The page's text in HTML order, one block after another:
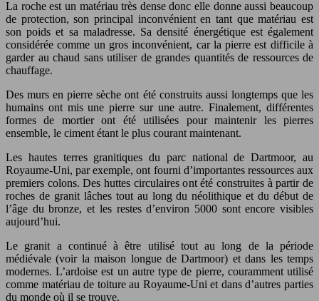
La roche est un matériau très dense donc elle donne aussi beaucoup
de protection, son principal inconvénient en tant que matériau est
son poids et sa maladresse. Sa densité énergétique est également
considérée comme un gros inconvénient, car la pierre est difficile à
garder au chaud sans utiliser de grandes quantités de ressources de
chauffage.
Des murs en pierre sèche ont été construits aussi longtemps que les
humains ont mis une pierre sur une autre. Finalement, différentes
formes de mortier ont été utilisées pour maintenir les pierres
ensemble, le ciment étant le plus courant maintenant.
Les hautes terres granitiques du parc national de Dartmoor, au
Royaume-Uni, par exemple, ont fourni d’importantes ressources aux
premiers colons. Des huttes circulaires ont été construites à partir de
roches de granit lâches tout au long du néolithique et du début de
l’âge du bronze, et les restes d’environ 5000 sont encore visibles
aujourd’hui.
Le granit a continué à être utilisé tout au long de la période
médiévale (voir la maison longue de Dartmoor) et dans les temps
modernes. L’ardoise est un autre type de pierre, couramment utilisé
comme matériau de toiture au Royaume-Uni et dans d’autres parties
du monde où il se trouve.